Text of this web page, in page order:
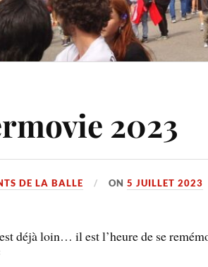
2023
DE LA BALLE ON5 JUILLET 2023
déjà loin… il est l’heure de se